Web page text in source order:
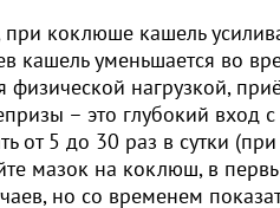
при коклюше кашель
кашель уменьшается во
физической нагрузкой,
– это глубокий вход
от 5 до 30 раз в сутки
мазок на коклюш, в
но со временем